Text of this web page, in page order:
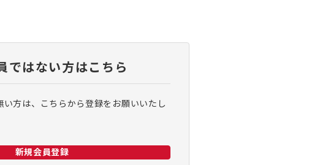
ではない方はこちら
い方は、こちらから登録をお願いいたし
新規会員登録